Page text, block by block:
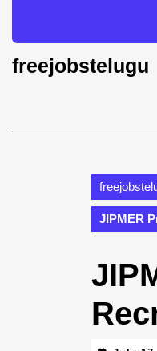
content
Skip
to
freejobstelugu
JIPMER